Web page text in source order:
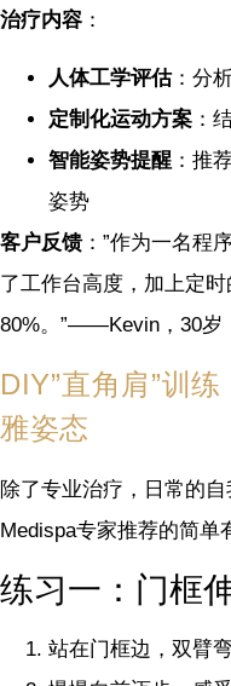
治疗内容 ：
人体工学评估：分
定制化运动方案 ：
智能姿势提醒 ：推
姿势
客户反馈：”作为一名程
了工作台高度，加上定
80%。”——Kevin，30岁
DIY”直角肩”训
雅姿态
除了专业治疗，日常的
Medispa专家推荐的简单
练习一：门框
站在门框边，双臂